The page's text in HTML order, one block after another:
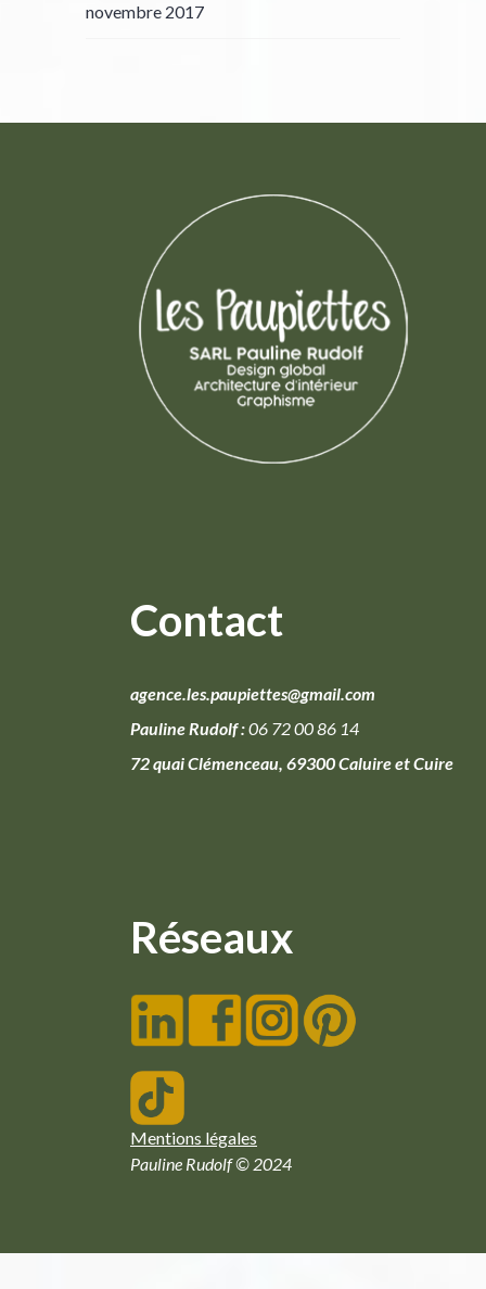
novembre 2017
Contact
agence.les.paupiettes@gmail.com
Pauline Rudolf :06 72 00 86 14
72 quai Clémenceau, 69300 Caluire et Cuire
Réseaux
Mentions légales
Pauline Rudolf © 2024